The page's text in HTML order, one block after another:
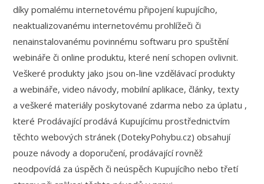
díky pomalému internetovému připojení kupujícího,
neaktualizovanému internetovému prohlížeči či
nenainstalovanému povinnému softwaru pro spuštění
webináře či online produktu, které není schopen ovlivnit.
Veškeré produkty jako jsou on-line vzdělávací produkty
a webináře, video návody, mobilní aplikace, články, texty
a veškeré materiály poskytované zdarma nebo za úplatu ,
které Prodávající prodává Kupujícímu prostřednictvím
těchto webových stránek (DotekyPohybu.cz) obsahují
pouze návody a doporučení, prodávající rovněž
neodpovídá za úspěch či neúspěch Kupujícího nebo třetí